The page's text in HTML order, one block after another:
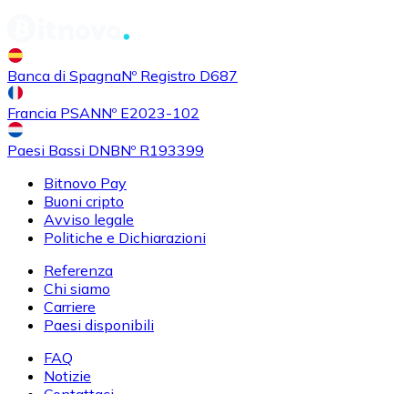
Acquistare
SHIB
AcquistareUniswap
UNI
Banca di SpagnaNº Registro D687
Francia PSANNº E2023-102
Paesi Bassi DNBNº R193399
Bitnovo Pay
Buoni cripto
Avviso legale
Politiche e Dichiarazioni
Referenza
Chi siamo
Carriere
Paesi disponibili
FAQ
Notizie